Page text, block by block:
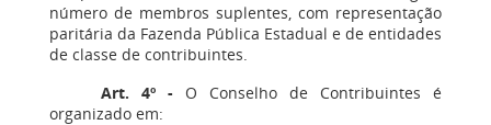
número de membros suplentes, com representação
paritária da Fazenda Pública Estadual e de entidades
de classe de contribuintes.
Art. 4º- O Conselho de Contribuintes é
organizado em: